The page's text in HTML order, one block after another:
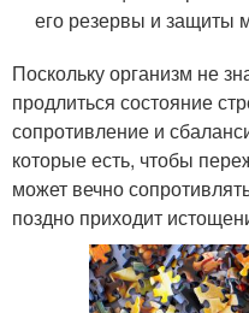
его резервы и защиты
Поскольку организм не
продлиться состояние
сопротивление и
которые есть, чтобы
может вечно
поздно приходит